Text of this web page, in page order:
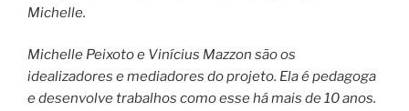
Michelle.
Michelle Peixoto e Vinícius Mazzon são os
idealizadores e mediadores do projeto. Ela é pedagoga
e desenvolve trabalhos como esse há mais de 10 anos.